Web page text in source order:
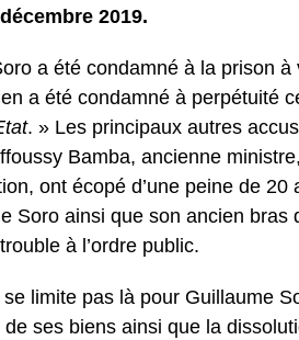
2019.
a été condamné à la prison
a été condamné à perpétuité
. » Les principaux autres
Bamba, ancienne
ont écopé d’une peine de
Soro ainsi que son ancien
à l’ordre public.
limite pas là pour Guillaume
ses biens ainsi que la